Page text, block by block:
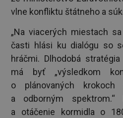
vlne konfliktu štátneho a
„Na viacerých miestach
časti hlási ku dialógu so
hráčmi. Dlhodobá
má byť „výsledkom
o plánovaných
a odborným spektrom.“
a otáčenie kormidla o